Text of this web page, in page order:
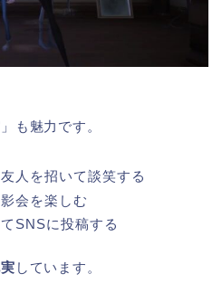
」 も魅力です。
人を招いて談笑する
会を楽しむ
SNSに投稿する
しています。